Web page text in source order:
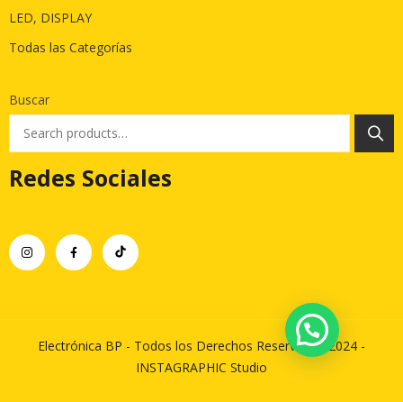
LED, DISPLAY
Todas las Categorías
Buscar
Redes Sociales
Electrónica BP - Todos los Derechos Reservados 2024 -
INSTAGRAPHIC Studio